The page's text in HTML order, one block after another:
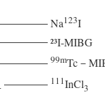
Na123I
²³I-MIBG
99mTc－
111InCl3